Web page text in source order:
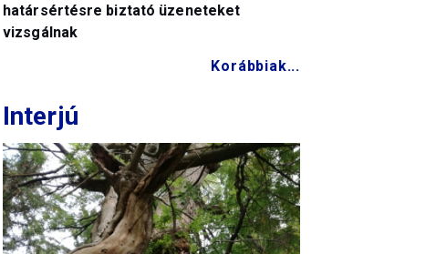
határsértésre biztató üzeneteket
vizsgálnak
Korábbiak...
Interjú